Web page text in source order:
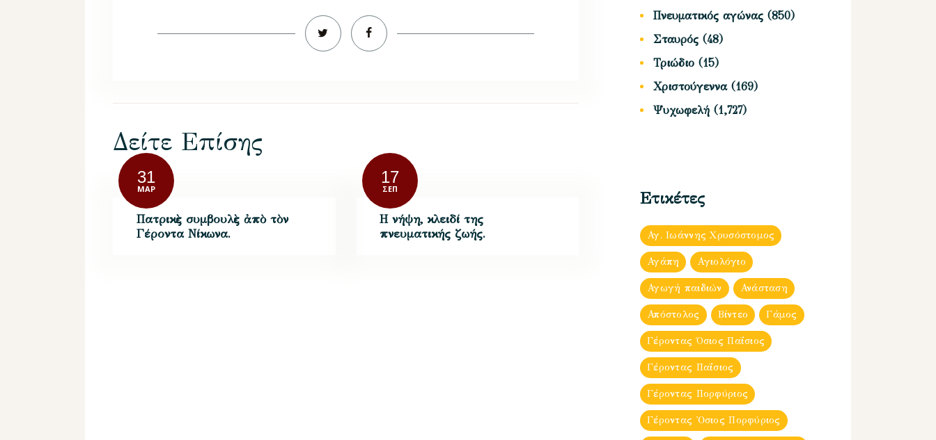
Δείτε Επίσης
31
ΜΑΡ
Πατρικὲς συμβουλὲς ἀπὸ τὸν
Γέροντα Νίκωνα.
17
ΣΕΠ
Η νήψη, κλειδί της
πνευματικής ζωής.
Πνευματικός αγώνας (850)
Σταυρός (48)
Τριώδιο (15)
Χριστούγεννα(169)
Ψυχωφελή (1,727)
Ετικέτες
Αγ. Ιωάννης Χρυσόστομος
Αγάπη Αγιολόγιο
Αγωγή παιδιών Ανάσταση
Απόστολος Βίντεο Γάμος
Γέροντας Όσιος Παΐσιος
Γέροντας Παΐσιος
Γέροντας Πορφύριος
Γέροντας Ὀσιος Πορφύριος